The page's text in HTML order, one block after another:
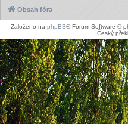
Obsah fóra
Založeno na phpBB® Forum Software ©
Český